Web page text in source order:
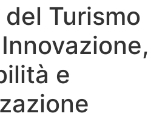
Turismo
e